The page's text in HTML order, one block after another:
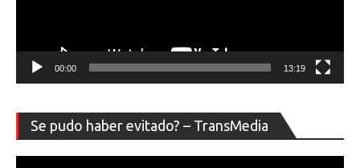
00:00 13:19
Se pudo haber evitado? – TransMedia
de